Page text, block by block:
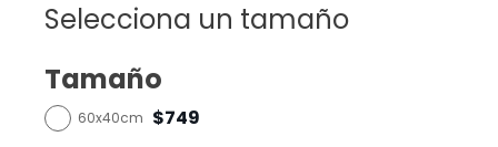
Selecciona un tamaño
Tamaño
60x40cm $749